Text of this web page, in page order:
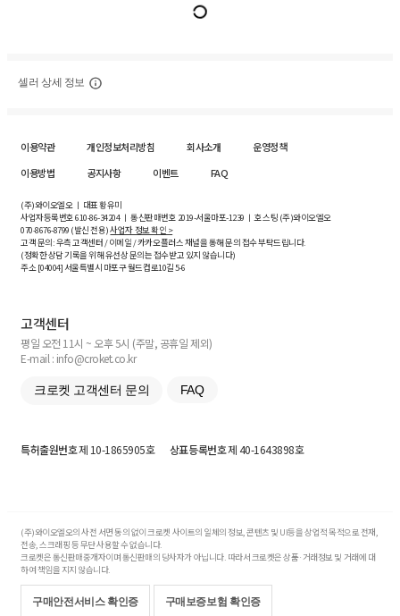
셀러 상세 정보
이용약관 개인정보처리방침 회사소개
운영정책
이용방법
공지사항 이벤트 FAQ
(주)와이오엘오 ㅣ 대표 황유미
사업자등록번호610-86-34204ㅣ 통신판매번호 2019-서울마포-1239 ㅣ 호스팅 (주)와이오엘오
070-8676-8799 (발신 전용)사업자 정보 확인 >
고객 문의: 우측 고객센터 / 이메일 / 카카오플러스 채널을 통해 문의 접수 부탁드립니다.
(정확한 상담 기록을 위해 유선상 문의는 접수받고 있지 않습니다)
주소 [04004] 서울특별시 마포구 월드컵로10길5-6
고객센터
평일 오전 11시 ~ 오후 5시 (주말, 공휴일 제외)
E-mail : info@croket.co.kr
크로켓 고객센터 문의 FAQ
특허출원번호제 10-1865905호 상표등록번호제 40-1643898호
(주)와이오엘오의 사전 서면 동의 없이 크로켓 사이트의 일체의 정보, 콘텐츠 및 UI등을 상업적 목적으로 전재,
전송, 스크래핑 등 무단 사용할 수 없습니다.
크로켓은 통신판매중개자이며 통신판매의 당사자가 아닙니다. 따라서 크로켓은 상품·거래정보 및 거래에 대
하여 책임을 지지 않습니다.
구매안전서비스 확인증 구매보증보험 확인증